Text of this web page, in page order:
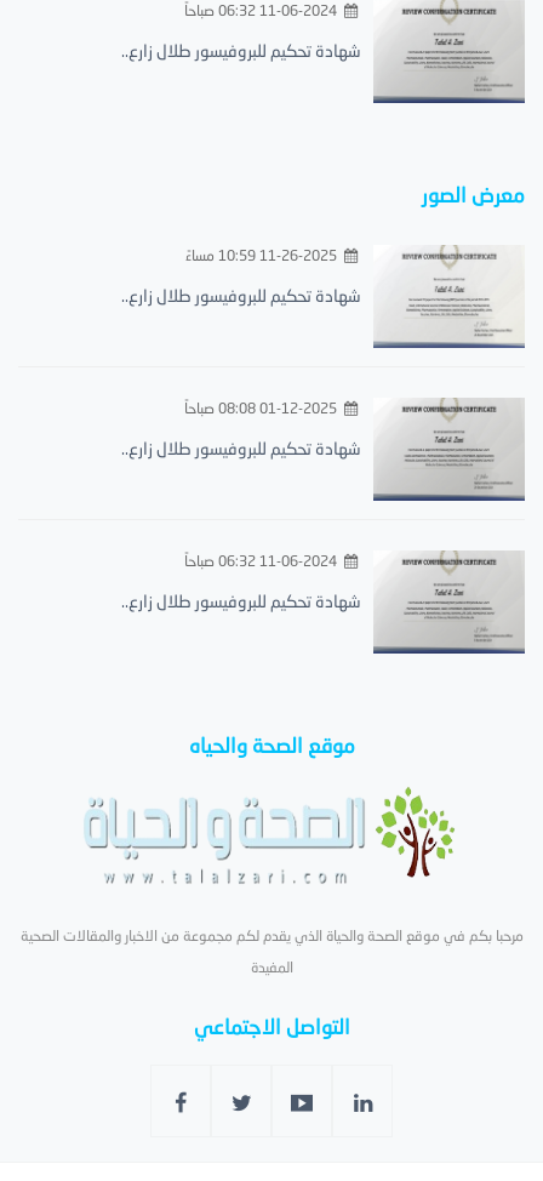
11-06-2024 06:32 صباحاً
شهادة تحكيم للبروفيسور طلال زارع..
معرض الصور
11-26-2025 10:59 مساءً
شهادة تحكيم للبروفيسور طلال زارع..
01-12-2025 08:08 صباحاً
شهادة تحكيم للبروفيسور طلال زارع..
11-06-2024 06:32 صباحاً
شهادة تحكيم للبروفيسور طلال زارع..
موقع الصحة والحياه
مرحبا بكم في موقع الصحة والحياة الذي يقدم لكم مجموعة من الاخبار والمقالات الصحية
المفيدة
التواصل الاجتماعي